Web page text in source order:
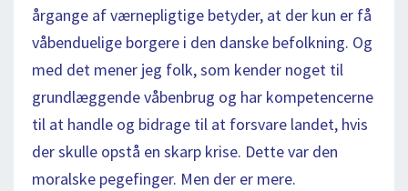
årgange af værnepligtige betyder, at der kun er få
våbenduelige borgere i den danske befolkning. Og
med det mener jeg folk, som kender noget til
grundlæggende våbenbrug og har kompetencerne
til at handle og bidrage til at forsvare landet, hvis
der skulle opstå en skarp krise. Dette var den
moralske pegefinger. Men der er mere.